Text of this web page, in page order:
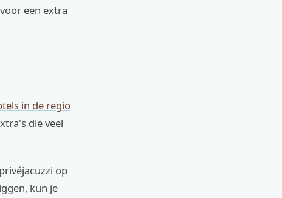
een extra
in de regio
die veel
op
kun je